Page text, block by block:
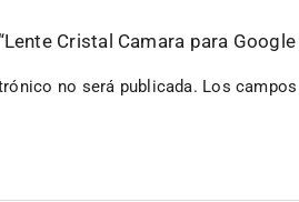
Cristal Camara para Google
no será publicada. Los